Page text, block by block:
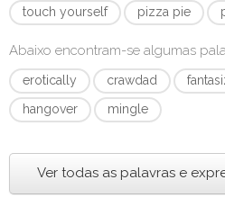
touch yourself
pizza pie
Abaixo encontram-se algumas
erotically crawdad
hangover
mingle
Ver todas as palavras e